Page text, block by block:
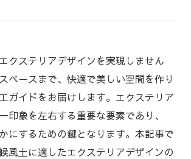
クステリアデザインを実現しません
ペースまで、快適で美しい空間を作り
ガイドをお届けします。エクステリア
印象を左右する重要な要素であり、
にするための鍵となります。本記事で
風土に適したエクステリアデザインの